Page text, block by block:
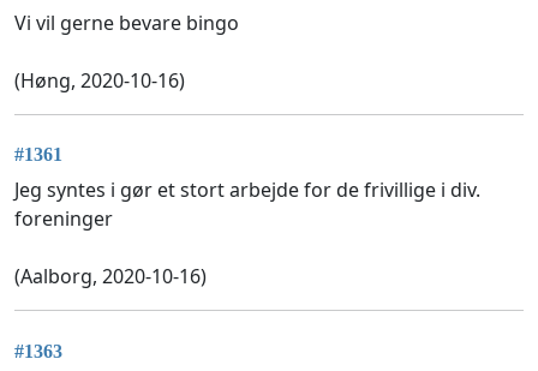
Vi vil gerne bevare bingo
(Høng, 2020-10-16)
#1361
Jeg syntes i gør et stort arbejde for de frivillige i div.
foreninger
(Aalborg, 2020-10-16)
#1363